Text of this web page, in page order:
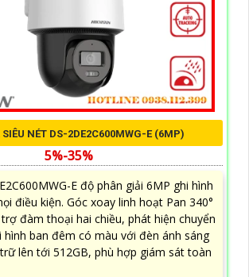
SIÊU NÉT DS-2DE2C600MWG-E (6MP)
5%-35%
E độ phân giải 6MP ghi hình
điều kiện. Góc xoay linh hoạt Pan 340°
đàm thoại hai chiều, phát hiện chuyển
hình ban đêm có màu với đèn ánh sáng
lên tới 512GB, phù hợp giám sát toàn